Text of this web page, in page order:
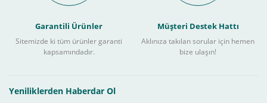
Garantili Ürünler
Sitemizde ki tüm ürünler garanti
kapsamındadır.
Müşteri Destek Hattı
Aklınıza takılan sorular için hemen
bize ulaşın!
Yeniliklerden Haberdar Ol